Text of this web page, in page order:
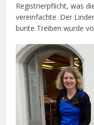
Registrierpflicht, was
vereinfachte. Der
bunte Treiben wurde